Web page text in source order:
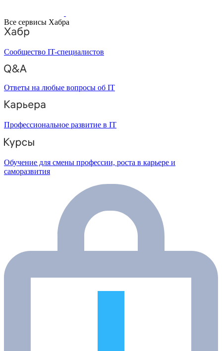
Все сервисы Хабра
Сообщество IT-специалистов
Ответы на любые вопросы об IT
Профессиональное развитие в IT
Обучение для смены профессии, роста в карьере и
саморазвития